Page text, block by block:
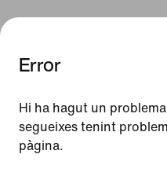
Update your location?
Error
Hi ha hagut un
segueixes tenint
pàgina.